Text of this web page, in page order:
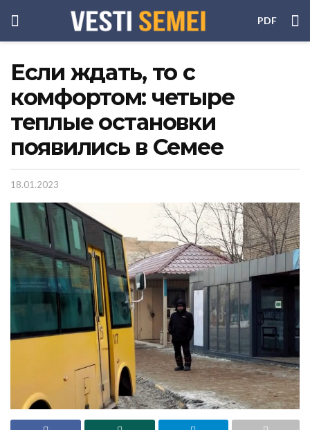
PDF
Если ждать, то с
комфортом: четыре
теплые остановки
появились в Семее
18.01.2023